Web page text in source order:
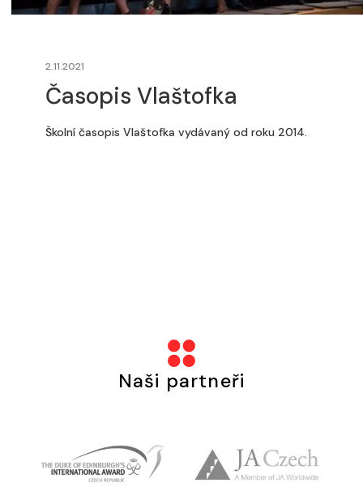
2.11.2021
Časopis Vlaštofka
Školní časopis Vlaštofka vydávaný od roku 2014.
Naši partneři